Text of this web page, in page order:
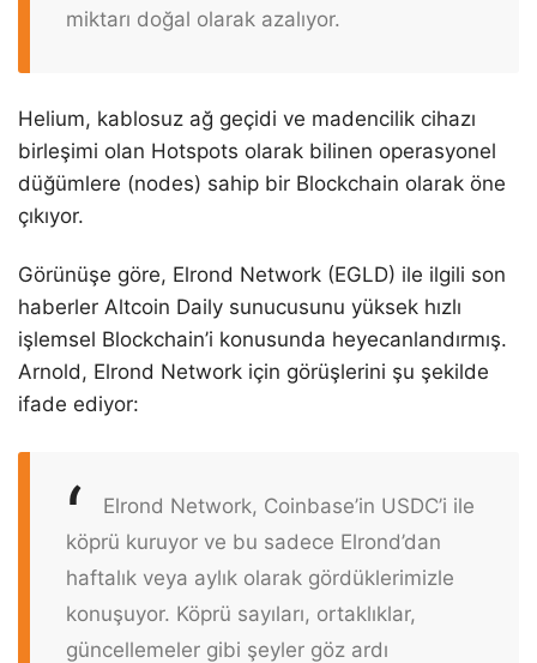
miktarı doğal olarak azalıyor.
Helium, kablosuz ağ geçidi ve madencilik cihazı
birleşimi olan Hotspots olarak bilinen operasyonel
düğümlere (nodes) sahip bir Blockchain olarak öne
çıkıyor.
Görünüşe göre, Elrond Network (EGLD) ile ilgili son
haberler Altcoin Daily sunucusunu yüksek hızlı
işlemsel Blockchain’i konusunda heyecanlandırmış.
Arnold, Elrond Network için görüşlerini şu şekilde
ifade ediyor:
Elrond Network, Coinbase’in USDC’i ile
köprü kuruyor ve bu sadece Elrond’dan
haftalık veya aylık olarak gördüklerimizle
konuşuyor. Köprü sayıları, ortaklıklar,
güncellemeler gibi şeyler göz ardı